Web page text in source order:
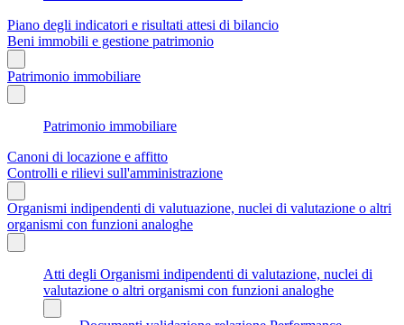
Piano degli indicatori e risultati attesi di bilancio
Beni immobili e gestione patrimonio
Patrimonio immobiliare
Patrimonio immobiliare
Canoni di locazione e affitto
Controlli e rilievi sull'amministrazione
Organismi indipendenti di valutuazione, nuclei di valutazione o altri
organismi con funzioni analoghe
Atti degli Organismi indipendenti di valutazione, nuclei di
valutazione o altri organismi con funzioni analoghe